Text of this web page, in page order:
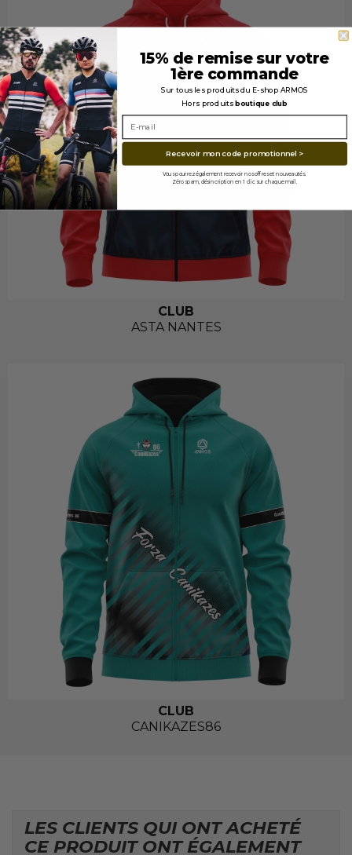
CLUB
ASTA NANTES
CLUB
CANIKAZES86
LES CLIENTS QUI ONT ACHETÉ
CE PRODUIT ONT ÉGALEMENT
15% de remise sur votre
1ère commande
Sur tous les produits du E-shop ARMOS
Hors produitsboutique club
Recevoir mon code promotionnel >
Vous pourrez également recevoir nos offres et nouveautés.
Zéro spam, désincription en 1 clic sur chaque mail.